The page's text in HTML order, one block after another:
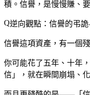
積。信譽，是慢慢賺、
逆向觀點：信譽的弔
信譽這項資產，有一個
你可能花了五年、十年
信」，就在瞬間崩塌、